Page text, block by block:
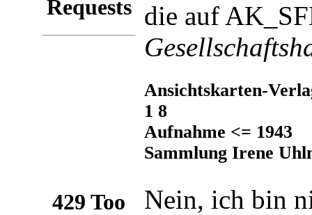
die auf
Ansichtskarten-
1 8
Aufnahme <= 1943
Sammlung Irene
Nein, ich bin